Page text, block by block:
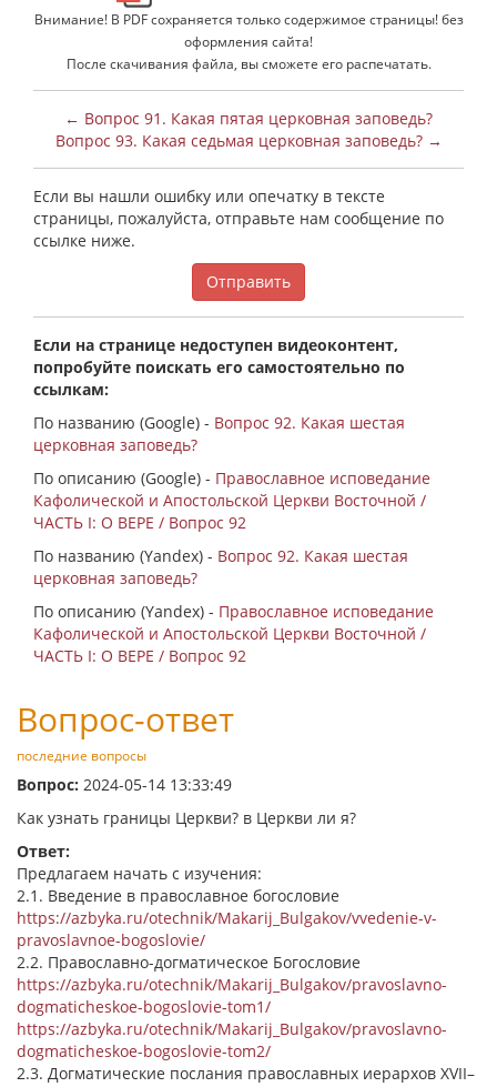
Внимание! В PDF сохраняется только содержимое страницы! без
оформления сайта!
После скачивания файла, вы сможете его распечатать.
← Вопрос 91. Какая пятая церковная заповедь?
Вопрос 93. Какая седьмая церковная заповедь? →
Если вы нашли ошибку или опечатку в тексте
страницы, пожалуйста, отправьте нам сообщение по
ссылке ниже.
Отправить
Если на странице недоступен видеоконтент,
попробуйте поискать его самостоятельно по
ссылкам:
По названию (Google) - Вопрос 92. Какая шестая
церковная заповедь?
По описанию (Google) - Православное исповедание
Кафолической и Апостольской Церкви Восточной /
ЧАСТЬ I: О ВЕРЕ / Вопрос 92
По названию (Yandex) - Вопрос 92. Какая шестая
церковная заповедь?
По описанию (Yandex) - Православное исповедание
Кафолической и Апостольской Церкви Восточной /
ЧАСТЬ I: О ВЕРЕ / Вопрос 92
Вопрос-ответ
последние вопросы
Вопрос: 2024-05-14 13:33:49
Как узнать границы Церкви? в Церкви ли я?
Ответ:
Предлагаем начать с изучения:
2.1. Введение в православное богословие
https://azbyka.ru/otechnik/Makarij_Bulgakov/vvedenie-v-
pravoslavnoe-bogoslovie/
2.2. Православно-догматическое Богословие
https://azbyka.ru/otechnik/Makarij_Bulgakov/pravoslavno-
dogmaticheskoe-bogoslovie-tom1/
https://azbyka.ru/otechnik/Makarij_Bulgakov/pravoslavno-
dogmaticheskoe-bogoslovie-tom2/
2.3. Догматические послания православных иерархов XVII–